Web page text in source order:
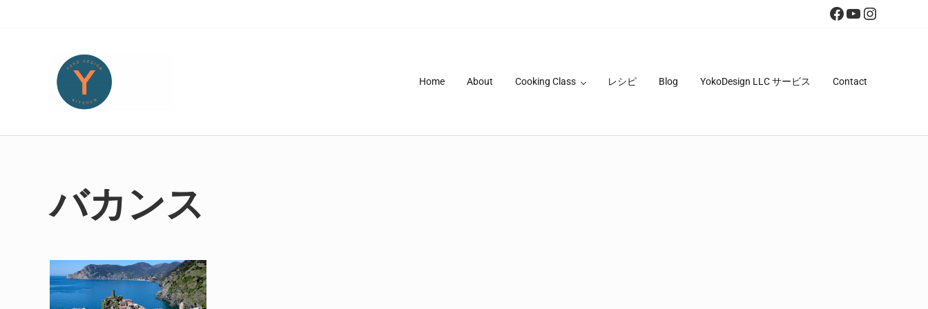
Facebook
YouTube
Home About Cooking Class レシピ Blog YokoDesign LLC サービス Contact
バカンス